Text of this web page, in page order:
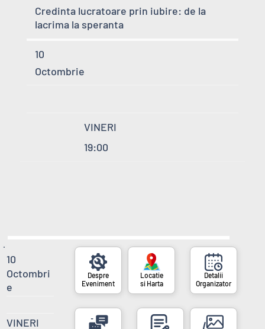
Credinta lucratoare prin iubire: de la
lacrima la speranta
10
Octombrie
VINERI
19:00
Eveniment
Organizator
si Harta
10
Octombri
e
VINERI